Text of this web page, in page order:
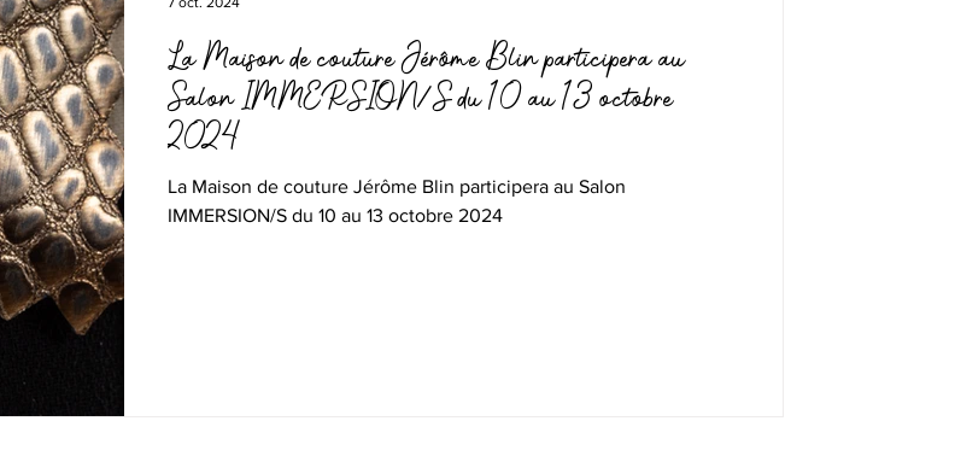
La Maison de couture Jérôme Blin participera au
Salon IMMERSION/S du 10 au 13 octobre
2024
La Maison de couture Jérôme Blin participera au Salon
IMMERSION/S du 10 au 13 octobre 2024